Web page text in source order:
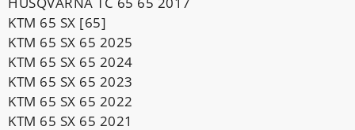
KTM 65 SX [65]
KTM 65 SX 65 2025
KTM 65 SX 65 2024
KTM 65 SX 65 2023
KTM 65 SX 65 2022
KTM 65 SX 65 2021